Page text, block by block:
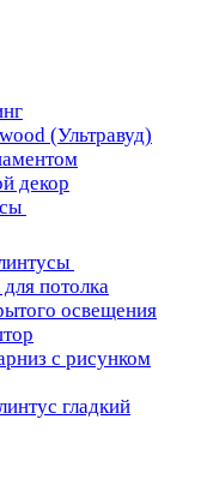
(Ультравуд)
декор
потолка
освещения
с рисунком
гладкий